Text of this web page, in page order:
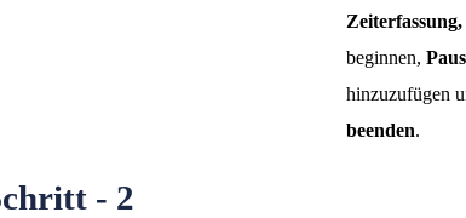
Zeiterfassung,
beginnen,
hinzuzufügen
beenden.
- 2